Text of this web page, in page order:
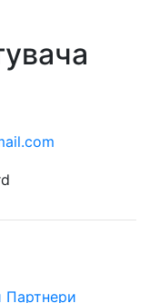
Партнери